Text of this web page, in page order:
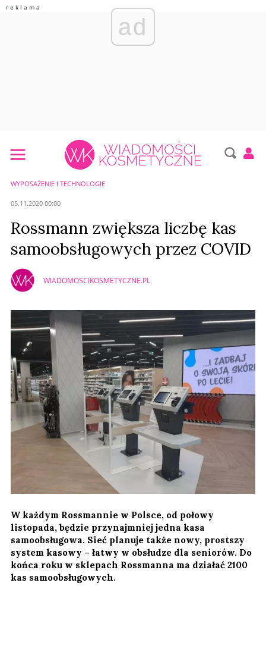
ad
WYPOSAŻENIE I TECHNOLOGIE
05.11.2020 00:00
Rossmann zwiększa liczbę kas
samoobsługowych przez COVID
WIADOMOSCIKOSMETYCZNE.PL
W każdym Rossmannie w Polsce, od połowy
listopada, będzie przynajmniej jedna kasa
samoobsługowa. Sieć planuje także nowy, prostszy
system kasowy – łatwy w obsłudze dla seniorów. Do
końca roku w sklepach Rossmanna ma działać 2100
kas samoobsługowych.